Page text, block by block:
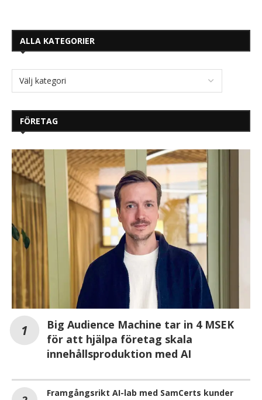
ALLA KATEGORIER
FÖRETAG
Big Audience Machine tar in 4 MSEK
för att hjälpa företag skala
innehållsproduktion med AI
Framgångsrikt AI-lab med SamCerts kunder